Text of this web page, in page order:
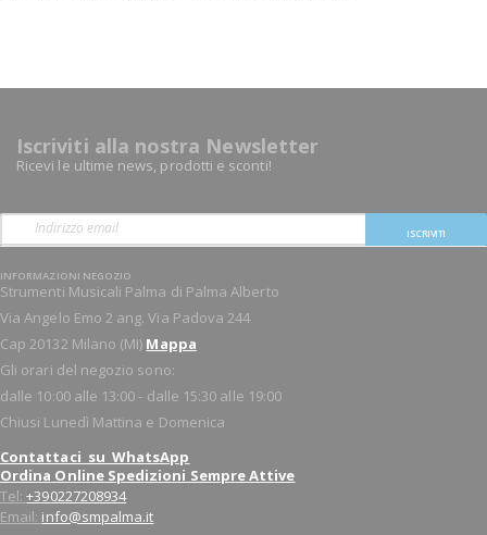
Iscriviti alla nostra Newsletter
Ricevi le ultime news, prodotti e sconti!
ISCRIVITI
INFORMAZIONI NEGOZIO
Strumenti Musicali Palma di Palma Alberto
Via Angelo Emo 2 ang. Via Padova 244
Cap 20132 Milano (MI) Mappa
Gli orari del negozio sono:
dalle 10:00 alle 13:00 - dalle 15:30 alle 19:00
Chiusi Lunedì Mattina e Domenica
Contattaci su WhatsApp
Ordina Online Spedizioni Sempre Attive
Tel:+390227208934
Email: info@smpalma.it